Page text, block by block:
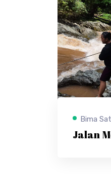
Bima
Jalan